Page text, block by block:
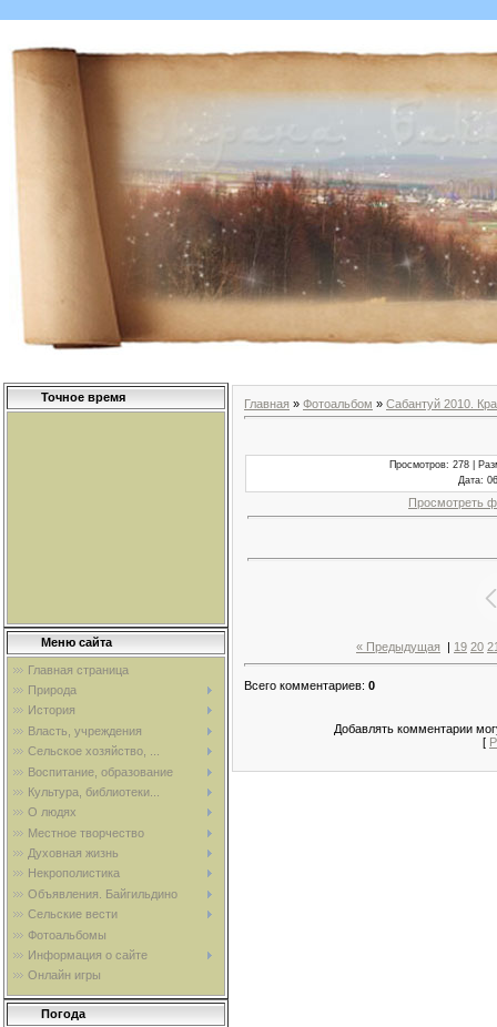
Точное время
Меню сайта
Главная страница
Природа
История
Власть, учреждения
Сельское хозяйство, ...
Воспитание, образование
Культура, библиотеки...
О людях
Местное творчество
Духовная жизнь
Некрополистика
Объявления. Байгильдино
Сельские вести
Фотоальбомы
Информация о сайте
Онлайн игры
Погода
Главная » Фотоальбом » Сабантуй 2010.
Просмотров: 278 |
Дата:
Просмотреть
« Предыдущая 19 20
Всего комментариев: 0
Добавлять комментарии
[